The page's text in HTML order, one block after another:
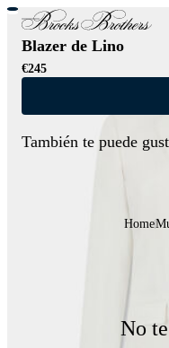
Nuevas
Blazer de Lino
€245
También te puede
Home
No